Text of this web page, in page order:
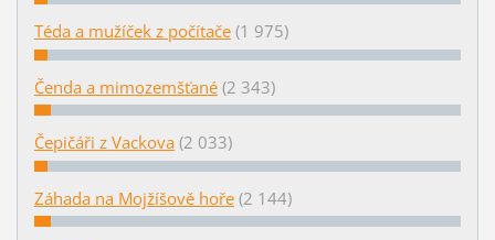
Téda a mužíček z počítače (1 975)
Čenda a mimozemšťané (2 343)
Čepičáři z Vackova (2 033)
Záhada na Mojžíšově hoře (2 144)